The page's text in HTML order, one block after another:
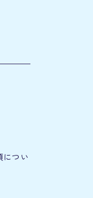
につい